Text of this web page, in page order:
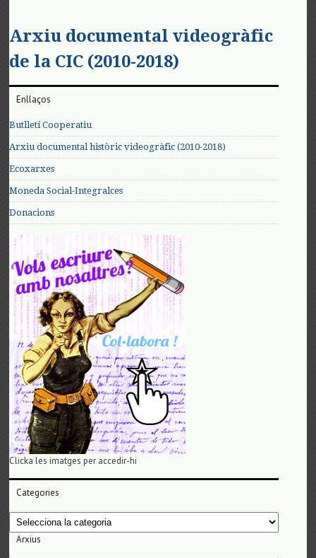
Arxiu documental videogràfic
de la CIC (2010-2018)
Enllaços
Butlletí Cooperatiu
Arxiu documental històric videogràfic (2010-2018)
Ecoxarxes
Moneda Social-Integralces
Donacions
Clicka les imatges per accedir-hi
Categories
Categories
Arxius